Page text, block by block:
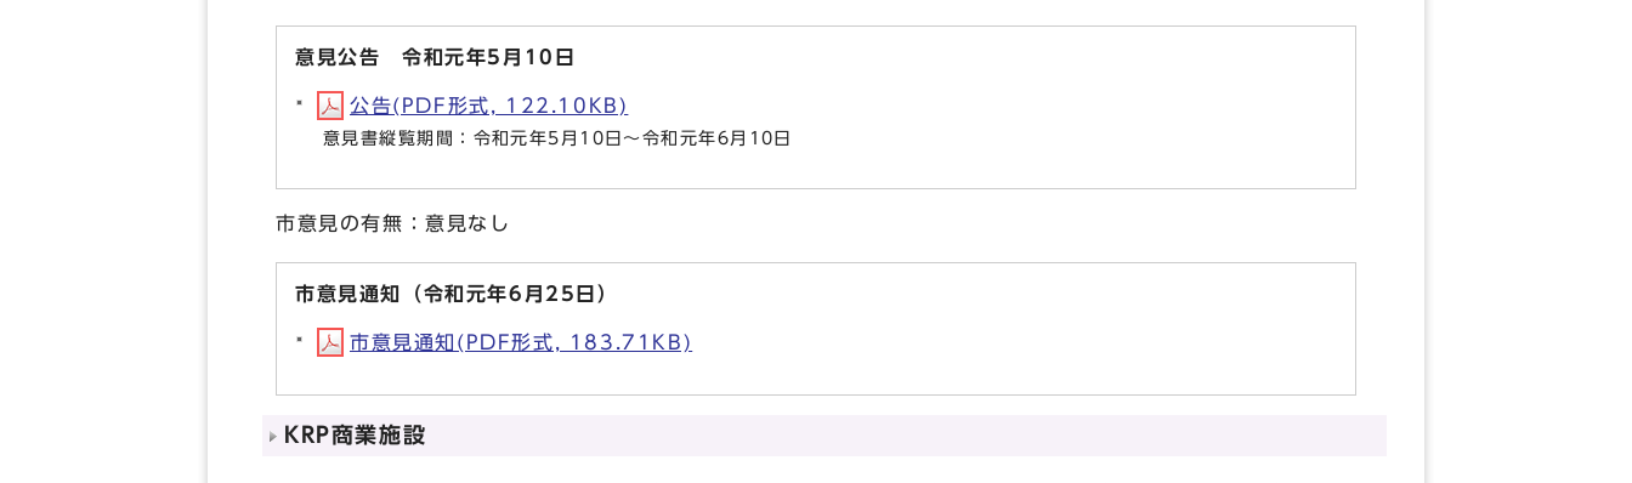
意見公告 令和元年5月10日
公告(PDF形式, 122.10KB)
意見書縦覧期間：令和元年5月10日～令和元年6月10日
市意見の有無：意見なし
市意見通知（令和元年6月25日）
市意見通知(PDF形式, 183.71KB)
KRP商業施設